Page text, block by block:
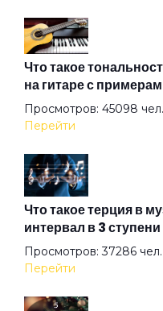
Квартира в Москве
Котозависимость
Круглосуточно
Купи говно
Что такое
на гитаре с
Просмотров: 45098 чел.
Перейти
Что такое терция в
интервал в 3 ступени
Просмотров: 37286 чел.
Перейти